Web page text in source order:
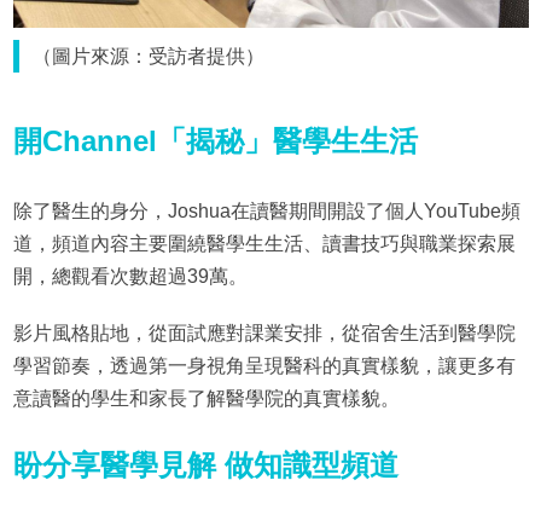
（圖片來源：受訪者提供）
開Channel「揭秘」醫學生生活
除了醫生的身分，Joshua在讀醫期間開設了個人YouTube頻
道，頻道內容主要圍繞醫學生生活、讀書技巧與職業探索展
開，總觀看次數超過39萬。
影片風格貼地，從面試應對課業安排，從宿舍生活到醫學院
學習節奏，透過第一身視角呈現醫科的真實樣貌，讓更多有
意讀醫的學生和家長了解醫學院的真實樣貌。
盼分享醫學見解 做知識型頻道